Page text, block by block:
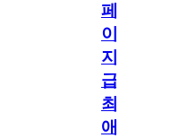
페
이
지
급!
최
애